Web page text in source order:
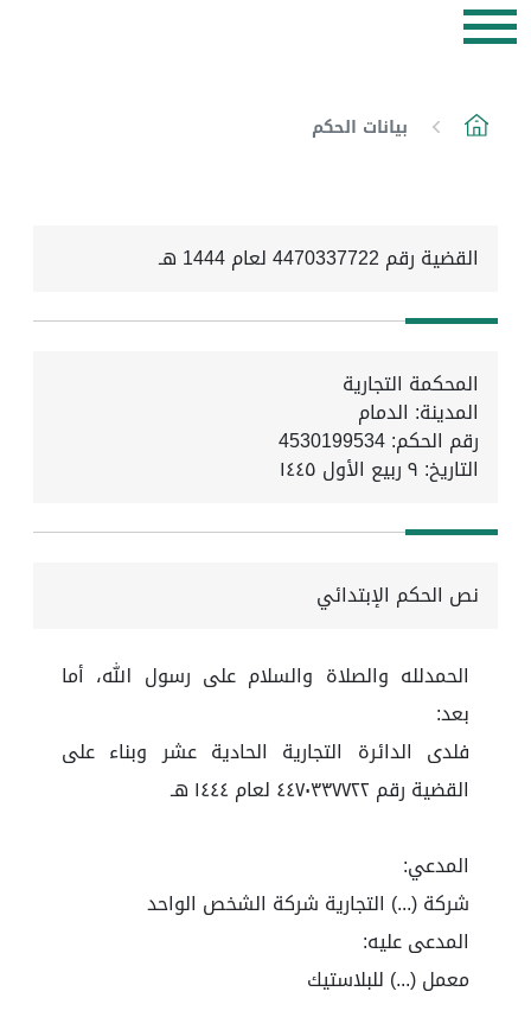
بيانات الحكم
القضية رقم 4470337722 لعام 1444 هـ
المحكمة التجارية
المدينة: الدمام
رقم الحكم: 4530199534
التاريخ: ٩ ربيع الأول ١٤٤٥
نص الحكم الإبتدائي
الحمدلله والصلاة والسلام على رسول الله، أما
بعد:
فلدى الدائرة التجارية الحادية عشر وبناء على
القضية رقم ٤٤٧٠٣٣٧٧٢٢ لعام ١٤٤٤ هـ
المدعي:
شركة (...) التجارية شركة الشخص الواحد
المدعى عليه:
معمل (...) للبلاستيك